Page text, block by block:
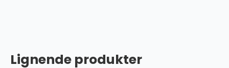
Lignende produkter